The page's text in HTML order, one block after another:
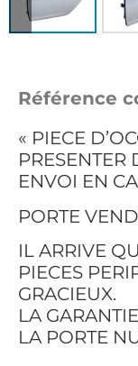
Référence
« PIECE
PRESENTER
ENVOI EN
PORTE
IL ARRIVE
PIECES
GRACIEUX.
LA
LA PORTE